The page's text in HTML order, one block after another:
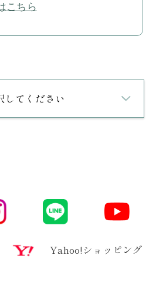
こちら
してください
Yahoo!ショッピング